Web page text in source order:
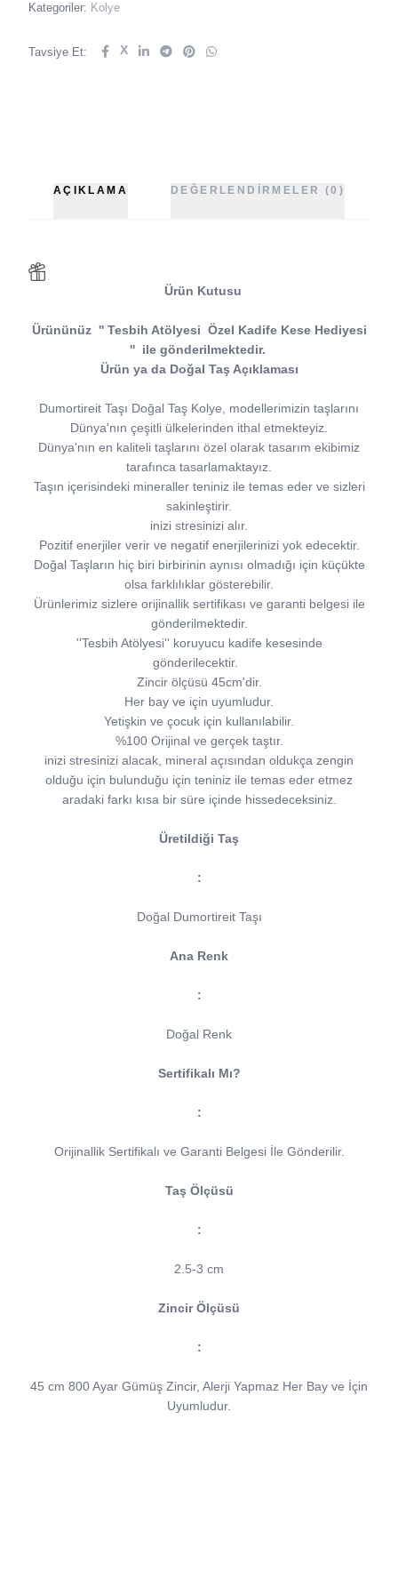
Kategoriler: Kolye
Tavsiye Et: X
AÇIKLAMA DEĞERLENDIRMELER (0)
Ürün Kutusu
Ürününüz '' Tesbih Atölyesi Özel Kadife Kese Hediyesi
'' ile gönderilmektedir.
Ürün ya da Doğal Taş Açıklaması
Dumortireit Taşı Doğal Taş Kolye, modellerimizin taşlarını
Dünya'nın çeşitli ülkelerinden ithal etmekteyiz.
Dünya'nın en kaliteli taşlarını özel olarak tasarım ekibimiz
tarafınca tasarlamaktayız.
Taşın içerisindeki mineraller teniniz ile temas eder ve sizleri
sakinleştirir.
inizi stresinizi alır.
Pozitif enerjiler verir ve negatif enerjilerinizi yok edecektir.
Doğal Taşların hiç biri birbirinin aynısı olmadığı için küçükte
olsa farklılıklar gösterebilir.
Ürünlerimiz sizlere orijinallik sertifikası ve garanti belgesi ile
gönderilmektedir.
''Tesbih Atölyesi'' koruyucu kadife kesesinde
gönderilecektir.
Zincir ölçüsü 45cm'dir.
Her bay ve için uyumludur.
Yetişkin ve çocuk için kullanılabilir.
%100 Orijinal ve gerçek taştır.
inizi stresinizi alacak, mineral açısından oldukça zengin
olduğu için bulunduğu için teniniz ile temas eder etmez
aradaki farkı kısa bir süre içinde hissedeceksiniz.
Üretildiği Taş
:
Doğal Dumortireit Taşı
Ana Renk
:
Doğal Renk
Sertifikalı Mı?
:
Orijinallik Sertifikalı ve Garanti Belgesi İle Gönderilir.
Taş Ölçüsü
:
2.5-3 cm
Zincir Ölçüsü
:
45 cm 800 Ayar Gümüş Zincir, Alerji Yapmaz Her Bay ve İçin
Uyumludur.